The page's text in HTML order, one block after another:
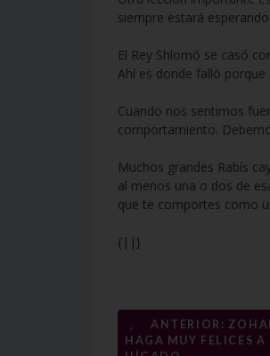
siempre estará
El Rey Shlomó se casó
Ahí es donde falló
Cuando nos sentimos
comportamiento.
Muchos grandes Rabís
al menos una o dos de
que te comportes como
{||}
Navegación
←
ANTERIOR:
HAGA MUY FELICES